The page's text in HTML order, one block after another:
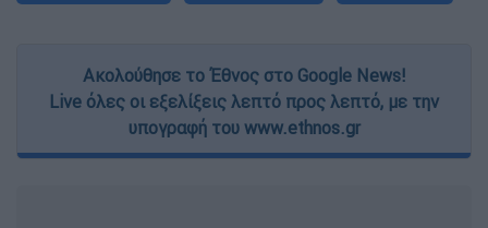
Ακολούθησε το Έθνος στο Google News!
Live όλες οι εξελίξεις λεπτό προς λεπτό, με την
υπογραφή του www.ethnos.gr